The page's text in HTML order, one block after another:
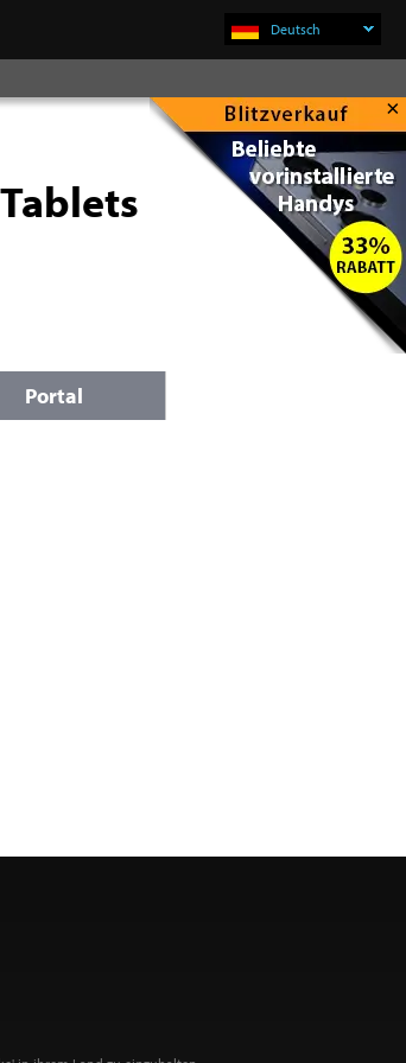
Deutsch
×
Portal